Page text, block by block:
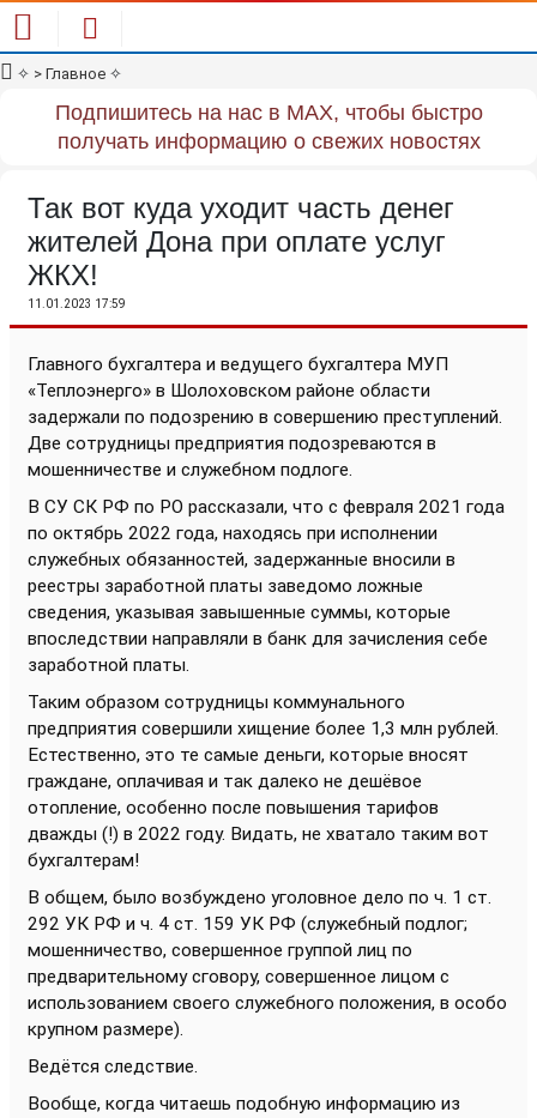
✧ > Главное ✧
Подпишитесь на нас в MAX, чтобы быстро
получать информацию о свежих новостях
Так вот куда уходит часть денег
жителей Дона при оплате услуг
ЖКХ!
11.01.2023 17:59
Главного бухгалтера и ведущего бухгалтера МУП
«Теплоэнерго» в Шолоховском районе области
задержали по подозрению в совершению преступлений.
Две сотрудницы предприятия подозреваются в
мошенничестве и служебном подлоге.
В СУ СК РФ по РО рассказали, что с февраля 2021 года
по октябрь 2022 года, находясь при исполнении
служебных обязанностей, задержанные вносили в
реестры заработной платы заведомо ложные
сведения, указывая завышенные суммы, которые
впоследствии направляли в банк для зачисления себе
заработной платы.
Таким образом сотрудницы коммунального
предприятия совершили хищение более 1,3 млн рублей.
Естественно, это те самые деньги, которые вносят
граждане, оплачивая и так далеко не дешёвое
отопление, особенно после повышения тарифов
дважды (!) в 2022 году. Видать, не хватало таким вот
бухгалтерам!
В общем, было возбуждено уголовное дело по ч. 1 ст.
292 УК РФ и ч. 4 ст. 159 УК РФ (служебный подлог;
мошенничество, совершенное группой лиц по
предварительному сговору, совершенное лицом с
использованием своего служебного положения, в особо
крупном размере).
Ведётся следствие.
Вообще, когда читаешь подобную информацию из